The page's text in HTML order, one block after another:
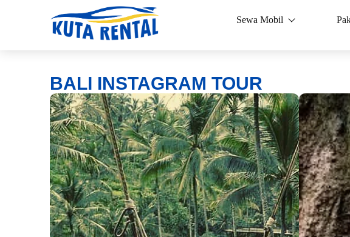
Sewa Mobil
BALI INSTAGRAM TOUR